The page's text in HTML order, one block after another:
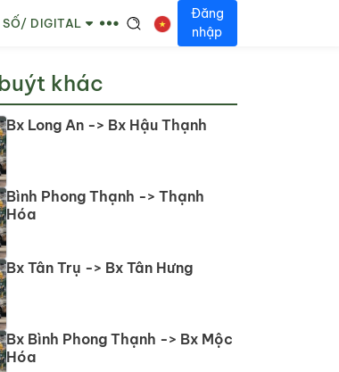
SỐ/ DIGITAL
Đăng
nhập
khác
Bx Long An -> Bx Hậu Thạnh
Bình Phong Thạnh -> Thạnh
Hóa
Bx Tân Trụ -> Bx Tân Hưng
Bx Bình Phong Thạnh -> Bx Mộc
Hóa